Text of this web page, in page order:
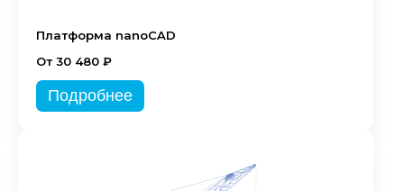
Платформа nanoCAD
От 30 480 ₽
Подробнее